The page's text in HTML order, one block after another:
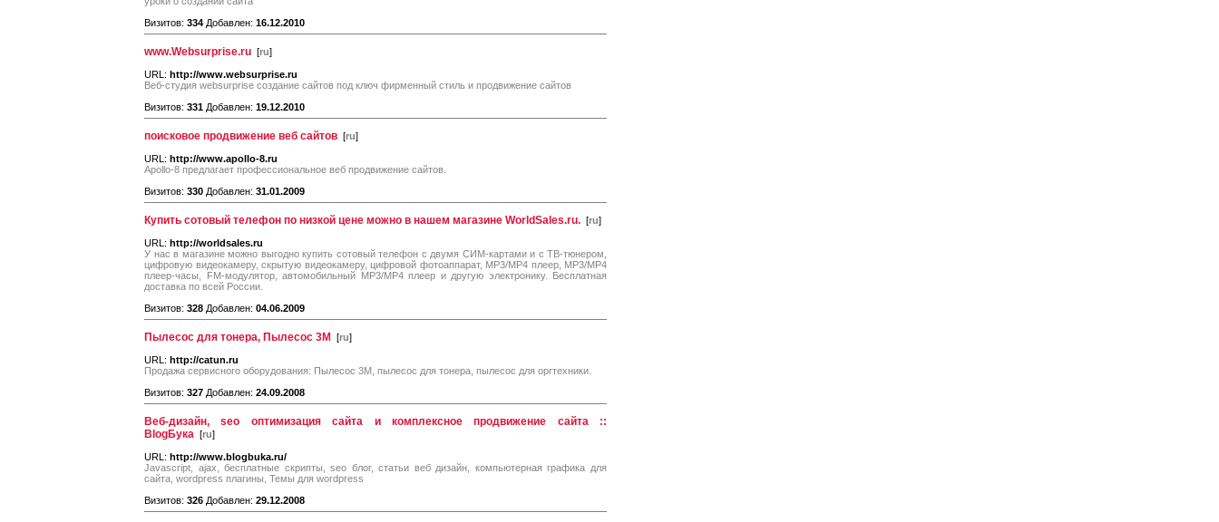
Визитов: 334 Добавлен: 16.12.2010
www.Websurprise.ru [ru]
URL: http://www.websurprise.ru
Веб-студия websurprise создание сайтов под ключ фирменный стиль и продвижение сайтов
Визитов: 331 Добавлен: 19.12.2010
поисковое продвижение веб сайтов [ru]
URL: http://www.apollo-8.ru
Apollo-8 предлагает профессиональное веб продвижение сайтов.
Визитов: 330 Добавлен: 31.01.2009
Купить сотовый телефон по низкой цене можно в нашем магазине WorldSales.ru. [ru]
URL: http://worldsales.ru
У нас в магазине можно выгодно купить сотовый телефон с двумя СИМ-картами и с ТВ-тюнером,
цифровую видеокамеру, скрытую видеокамеру, цифровой фотоаппарат, МР3/МР4 плеер, МР3/МР4
плеер-часы, FM-модулятор, автомобильный МР3/МР4 плеер и другую электронику. Бесплатная
доставка по всей России.
Визитов: 328 Добавлен: 04.06.2009
Пылесос для тонера, Пылесос 3М [ru]
URL: http://catun.ru
Продажа сервисного оборудования: Пылесос 3М, пылесос для тонера, пылесос для оргтехники.
Визитов: 327 Добавлен: 24.09.2008
Веб-дизайн, seo оптимизация сайта и комплексное продвижение сайта ::
BlogБука [ru]
URL: http://www.blogbuka.ru/
Javascript, ajax, бесплатные скрипты, seo блог, статьи веб дизайн, компьютерная графика для
сайта, wordpress плагины, Темы для wordpress
Визитов: 326 Добавлен: 29.12.2008